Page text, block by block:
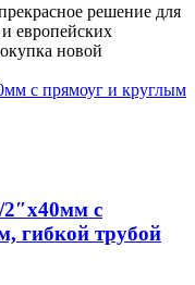
решение для
европейских
новой
с
гибкой трубой